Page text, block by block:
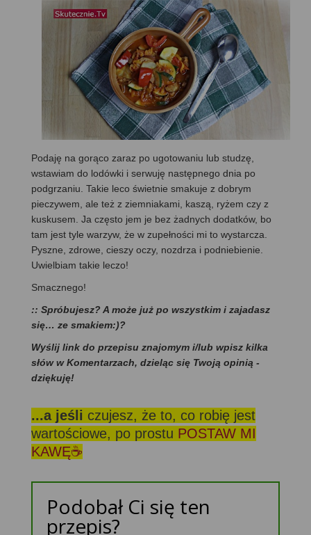
Podaję na gorąco zaraz po ugotowaniu lub studzę,
wstawiam do lodówki i serwuję następnego dnia po
podgrzaniu. Takie leco świetnie smakuje z dobrym
pieczywem, ale też z ziemniakami, kaszą, ryżem czy z
kuskusem. Ja często jem je bez żadnych dodatków, bo
tam jest tyle warzyw, że w zupełności mi to wystarcza.
Pyszne, zdrowe, cieszy oczy, nozdrza i podniebienie.
Uwielbiam takie leczo!
Smacznego!
:: Spróbujesz? A może już po wszystkim i zajadasz
się… ze smakiem:)?
Wyślij link do przepisu znajomym i/lub wpisz kilka
słów w Komentarzach, dzieląc się Twoją opinią -
dziękuję!
...a jeśli czujesz, że to, co robię jest
wartościowe, po prostu POSTAW MI
KAWĘ☕
Podobał Ci się ten
przepis?